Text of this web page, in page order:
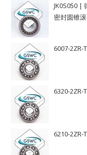
JK0S050 |
密封圆锥
6007-2ZR-
6320-2ZR-
6210-2ZR-